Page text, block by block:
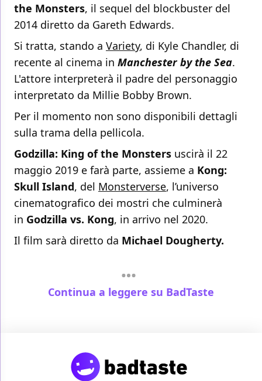
the Monsters, il sequel del blockbuster del
2014 diretto da Gareth Edwards.
Si tratta, stando a Variety, di Kyle Chandler, di
recente al cinema in Manchester by the Sea.
L'attore interpreterà il padre del personaggio
interpretato da Millie Bobby Brown.
Per il momento non sono disponibili dettagli
sulla trama della pellicola.
Godzilla: King of the Monsters uscirà il 22
maggio 2019 e farà parte, assieme a Kong:
Skull Island, del Monsterverse, l’universo
cinematografico dei mostri che culminerà
in Godzilla vs. Kong, in arrivo nel 2020.
Il film sarà diretto da Michael Dougherty.
Continua a leggere su BadTaste